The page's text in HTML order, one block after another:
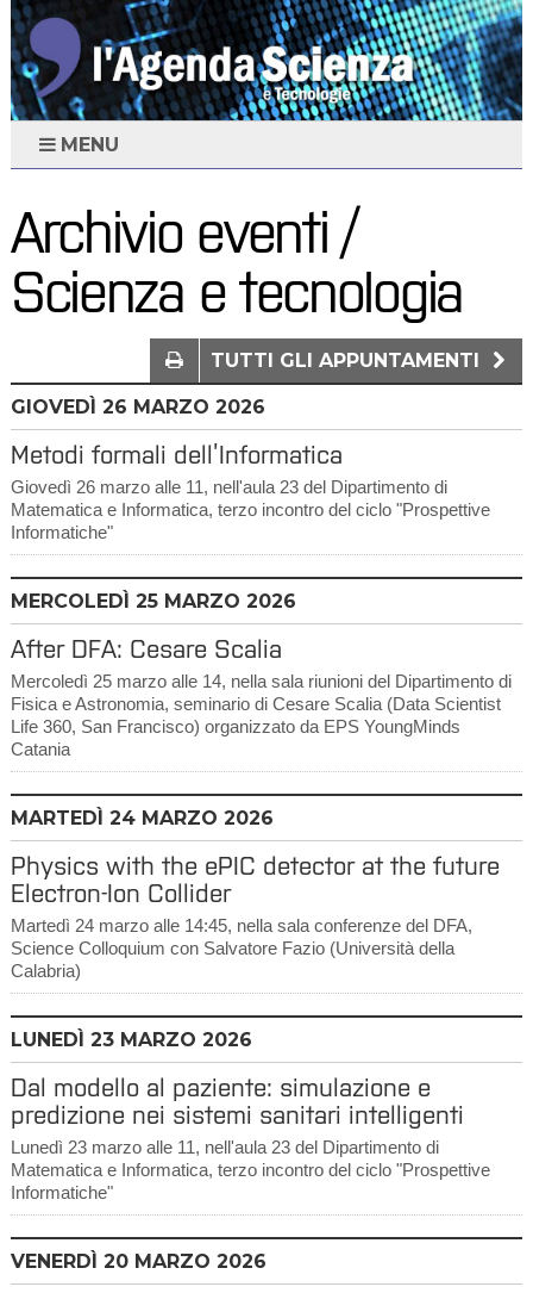
MENU
Archivio eventi /
Scienza e tecnologia
TUTTI GLI APPUNTAMENTI
GIOVEDÌ 26 MARZO 2026
Metodi formali dell’Informatica
Giovedì 26 marzo alle 11, nell'aula 23 del Dipartimento di
Matematica e Informatica, terzo incontro del ciclo "Prospettive
Informatiche"
MERCOLEDÌ 25MARZO 2026
After DFA: Cesare Scalia
Mercoledì 25 marzo alle 14, nella sala riunioni del Dipartimento di
Fisica e Astronomia, seminario di Cesare Scalia (Data Scientist
Life 360, San Francisco) organizzato da EPS YoungMinds
Catania
MARTEDÌ 24MARZO 2026
Physics with the ePIC detector at the future
Electron-Ion Collider
Martedì 24 marzo alle 14:45, nella sala conferenze del DFA,
Science Colloquium con Salvatore Fazio (Università della
Calabria)
LUNEDÌ 23MARZO 2026
Dal modello al paziente: simulazione e
predizione nei sistemi sanitari intelligenti
Lunedì 23 marzo alle 11, nell'aula 23 del Dipartimento di
Matematica e Informatica, terzo incontro del ciclo "Prospettive
Informatiche"
VENERDÌ 20MARZO 2026